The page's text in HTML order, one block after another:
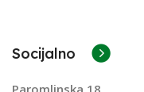
Socijalno